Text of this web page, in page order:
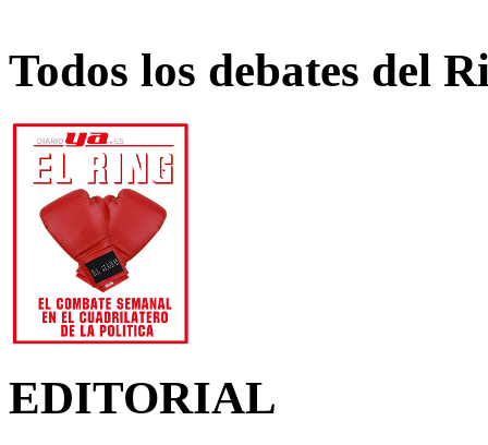
Todos los debates del
EDITORIAL